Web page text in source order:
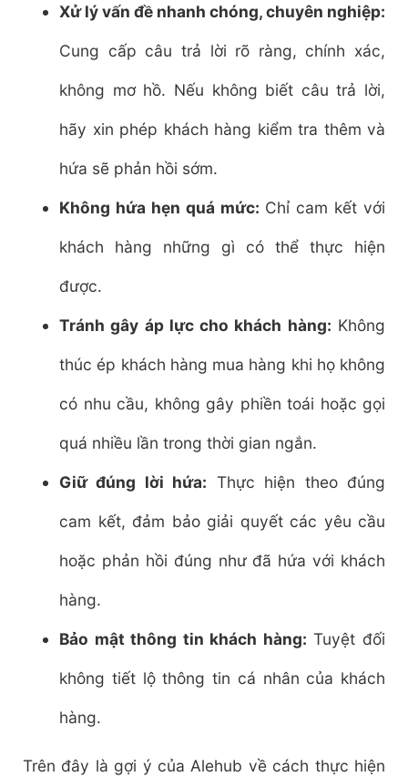
Xử lý vấn đề nhanh chóng, chuyên nghiệp:
Cung cấp câu trả lời rõ ràng, chính xác,
không mơ hồ. Nếu không biết câu trả lời,
hãy xin phép khách hàng kiểm tra thêm và
hứa sẽ phản hồi sớm.
Không hứa hẹn quá mức: Chỉ cam kết với
khách hàng những gì có thể thực hiện
được.
Tránh gây áp lực cho khách hàng: Không
thúc ép khách hàng mua hàng khi họ không
có nhu cầu, không gây phiền toái hoặc gọi
quá nhiều lần trong thời gian ngắn.
Giữ đúng lời hứa: Thực hiện theo đúng
cam kết, đảm bảo giải quyết các yêu cầu
hoặc phản hồi đúng như đã hứa với khách
hàng.
Bảo mật thông tin khách hàng: Tuyệt đối
không tiết lộ thông tin cá nhân của khách
hàng.
Trên đây là gợi ý của Alehub về cách thực hiện